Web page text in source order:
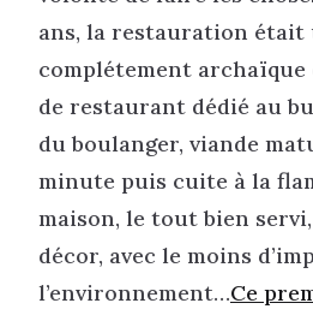
ans, la restauration était
complétement archaïque
de restaurant dédié au
du boulanger, viande
minute puis cuite à la
maison, le tout bien
décor, avec le moins
l’environnement…Ce